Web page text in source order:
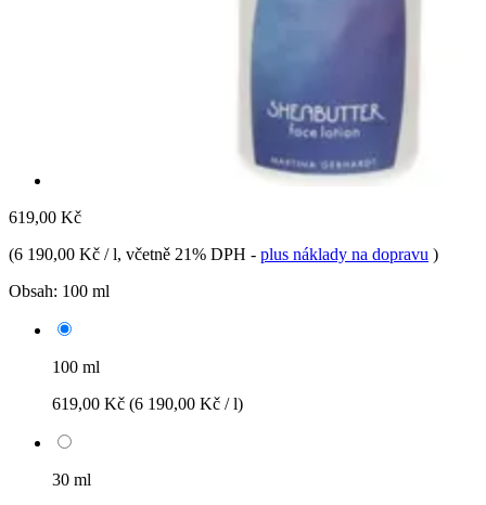
619,00 Kč
(6 190,00 Kč / l, včetně 21% DPH - plus náklady na dopravu )
Obsah: 100 ml
100 ml
619,00 Kč (6 190,00 Kč / l)
30 ml